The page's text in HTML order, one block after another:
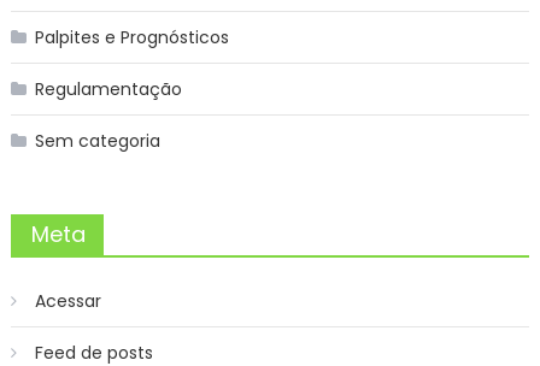
Palpites e Prognósticos
Regulamentação
Sem categoria
Meta
Acessar
Feed de posts